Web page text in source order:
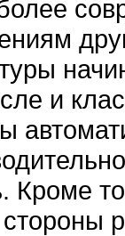
и
Кроме